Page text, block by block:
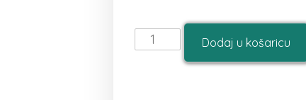
Dodaj u košaricu